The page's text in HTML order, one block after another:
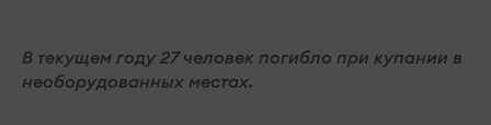
В текущем году 27 человек погибло при купании в
необорудованных местах.